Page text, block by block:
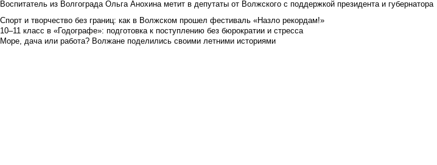
Воспитатель из Волгограда Ольга Анохина метит в депутаты от Волжского с поддержкой президента и губернатора
Спорт и творчество без границ: как в Волжском прошел фестиваль «Назло рекордам!»
10–11 класс в «Годографе»: подготовка к поступлению без бюрократии и стресса
Море, дача или работа? Волжане поделились своими летними историями